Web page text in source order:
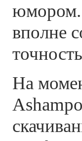
юмором.
вполне
На